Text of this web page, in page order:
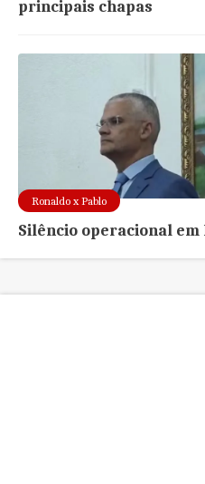
principais chapas
Ronaldo x Pablo
Silêncio operacional em